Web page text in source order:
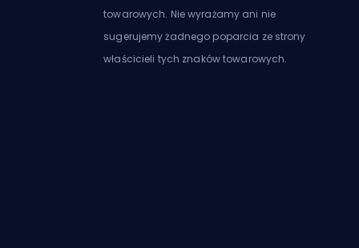
towarowych. Nie wyrażamy ani nie
sugerujemy żadnego poparcia ze strony
właścicieli tych znaków towarowych.